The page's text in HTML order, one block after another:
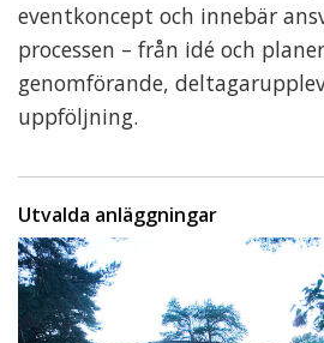
eventkoncept och innebär
processen – från idé och
genomförande,
uppföljning.
Utvalda anläggningar